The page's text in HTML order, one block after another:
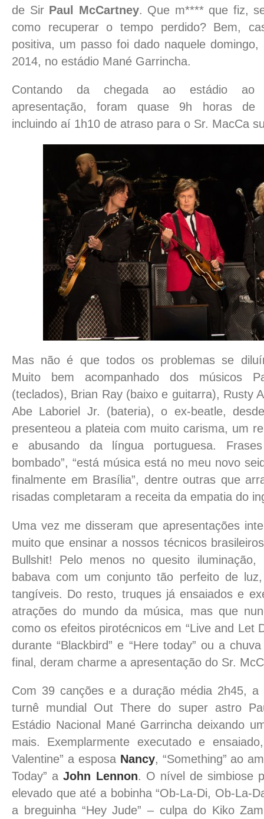
de Sir Paul McCartney. Que m**** que fiz,
como recuperar o tempo perdido? Bem,
positiva, um passo foi dado naquele
2014, no estádio Mané Garrincha.
Contando da chegada ao estádio ao
apresentação, foram quase 9h horas de
incluindo aí 1h10 de atraso para o Sr. MacCa
Mas não é que todos os problemas se
Muito bem acompanhado dos músicos
(teclados), Brian Ray (baixo e guitarra), Rusty
Abe Laboriel Jr. (bateria), o ex-beatle,
presenteou a plateia com muito carisma, um
e abusando da língua portuguesa.
bombado”, “está música está no meu novo
finalmente em Brasília”, dentre outras que
risadas completaram a receita da empatia do
Uma vez me disseram que apresentações
muito que ensinar a nossos técnicos
Bullshit! Pelo menos no quesito
babava com um conjunto tão perfeito de
tangíveis. Do resto, truques já ensaiados e
atrações do mundo da música, mas que
como os efeitos pirotécnicos em “Live and Let
durante “Blackbird” e “Here today” ou a
final, deram charme a apresentação do Sr.
Com 39 canções e a duração média 2h45, a
turnê mundial Out There do super astro
Estádio Nacional Mané Garrincha deixando
mais. Exemplarmente executado e
Valentine” a esposa Nancy, “Something” ao
Today” aJohn Lennon. O nível de simbiose
elevado que até a bobinha “Ob-La-Di, Ob-La-
a breguinha “Hey Jude” – culpa do Kiko